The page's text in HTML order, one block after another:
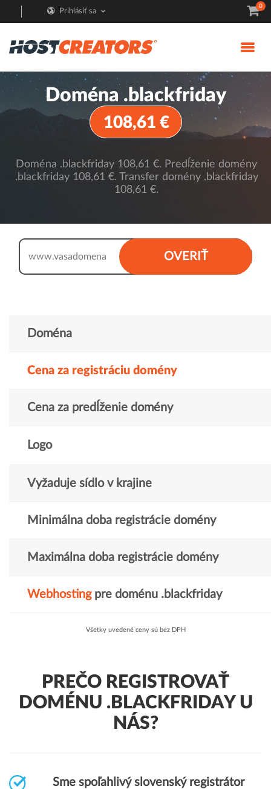
Prihlásiť sa
0
Doména .blackfriday
108,61 €
Doména .blackfriday 108,61 €. Predĺženie domény
.blackfriday 108,61 €. Transfer domény .blackfriday
108,61 €.
OVERIŤ
www.
Doména
Cena za registráciu domény
Cena za predĺženie domény
Logo
Vyžaduje sídlo v krajine
Minimálna doba registrácie domény
Maximálna doba registrácie domény
Webhostingpre doménu .blackfriday
Všetky uvedené ceny sú bez DPH
PREČO REGISTROVAŤ
DOMÉNU .BLACKFRIDAY U
NÁS?
Sme spoľahlivý slovenský registrátor